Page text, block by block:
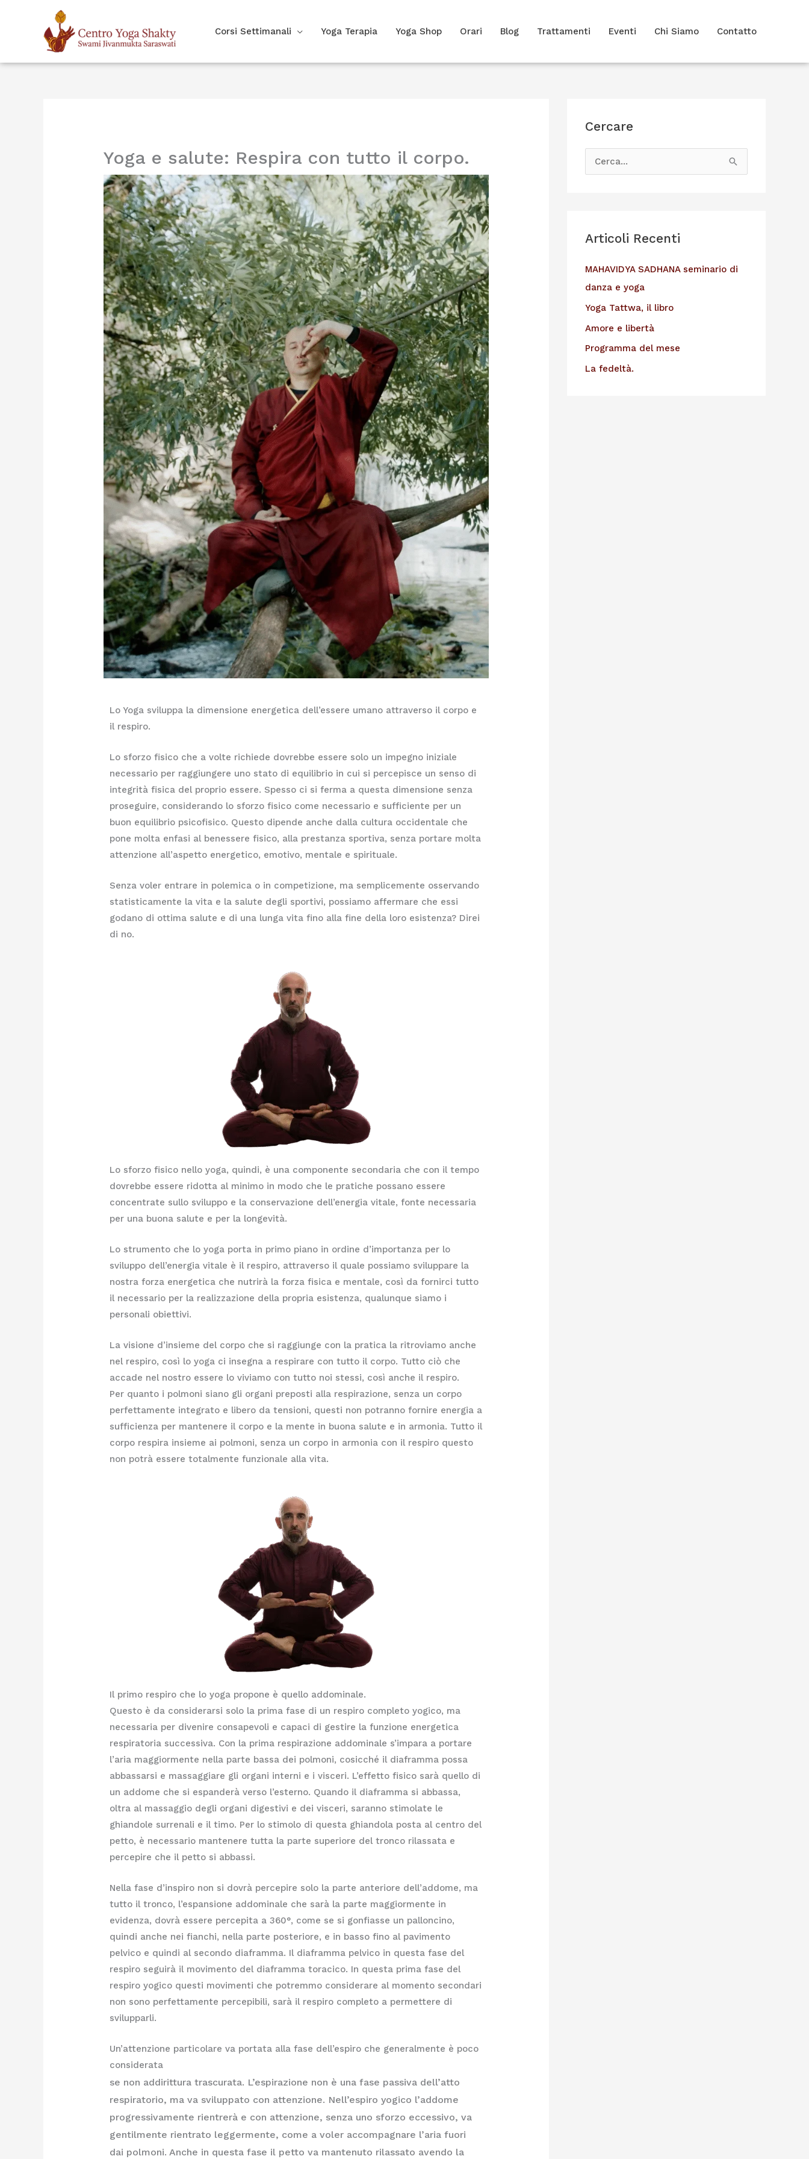
contenuto
Corsi Settimanali Yoga Terapia Yoga Shop Orari Blog Trattamenti Eventi Chi Siamo Contatto
Yoga e salute: Respira con tutto il corpo.
Lo Yoga sviluppa la dimensione energetica dell’essere umano attraverso il corpo e
il respiro.
Lo sforzo fisico che a volte richiede dovrebbe essere solo un impegno iniziale
necessario per raggiungere uno stato di equilibrio in cui si percepisce un senso di
integrità fisica del proprio essere. Spesso ci si ferma a questa dimensione senza
proseguire, considerando lo sforzo fisico come necessario e sufficiente per un
buon equilibrio psicofisico. Questo dipende anche dalla cultura occidentale che
pone molta enfasi al benessere fisico, alla prestanza sportiva, senza portare molta
attenzione all’aspetto energetico, emotivo, mentale e spirituale.
Senza voler entrare in polemica o in competizione, ma semplicemente osservando
statisticamente la vita e la salute degli sportivi, possiamo affermare che essi
godano di ottima salute e di una lunga vita fino alla fine della loro esistenza? Direi
di no.
Lo sforzo fisico nello yoga, quindi, è una componente secondaria che con il tempo
dovrebbe essere ridotta al minimo in modo che le pratiche possano essere
concentrate sullo sviluppo e la conservazione dell’energia vitale, fonte necessaria
per una buona salute e per la longevità.
Lo strumento che lo yoga porta in primo piano in ordine d’importanza per lo
sviluppo dell’energia vitale è il respiro, attraverso il quale possiamo sviluppare la
nostra forza energetica che nutrirà la forza fisica e mentale, così da fornirci tutto
il necessario per la realizzazione della propria esistenza, qualunque siamo i
personali obiettivi.
La visione d’insieme del corpo che si raggiunge con la pratica la ritroviamo anche
nel respiro, così lo yoga ci insegna a respirare con tutto il corpo. Tutto ciò che
accade nel nostro essere lo viviamo con tutto noi stessi, così anche il respiro.
Per quanto i polmoni siano gli organi preposti alla respirazione, senza un corpo
perfettamente integrato e libero da tensioni, questi non potranno fornire energia a
sufficienza per mantenere il corpo e la mente in buona salute e in armonia. Tutto il
corpo respira insieme ai polmoni, senza un corpo in armonia con il respiro questo
non potrà essere totalmente funzionale alla vita.
Il primo respiro che lo yoga propone è quello addominale.
Questo è da considerarsi solo la prima fase di un respiro completo yogico, ma
necessaria per divenire consapevoli e capaci di gestire la funzione energetica
respiratoria successiva. Con la prima respirazione addominale s’impara a portare
l’aria maggiormente nella parte bassa dei polmoni, cosicché il diaframma possa
abbassarsi e massaggiare gli organi interni e i visceri. L’effetto fisico sarà quello di
un addome che si espanderà verso l’esterno. Quando il diaframma si abbassa,
oltra al massaggio degli organi digestivi e dei visceri, saranno stimolate le
ghiandole surrenali e il timo. Per lo stimolo di questa ghiandola posta al centro del
petto, è necessario mantenere tutta la parte superiore del tronco rilassata e
percepire che il petto si abbassi.
Nella fase d’inspiro non si dovrà percepire solo la parte anteriore dell’addome, ma
tutto il tronco, l’espansione addominale che sarà la parte maggiormente in
evidenza, dovrà essere percepita a 360°, come se si gonfiasse un palloncino,
quindi anche nei fianchi, nella parte posteriore, e in basso fino al pavimento
pelvico e quindi al secondo diaframma. Il diaframma pelvico in questa fase del
respiro seguirà il movimento del diaframma toracico. In questa prima fase del
respiro yogico questi movimenti che potremmo considerare al momento secondari
non sono perfettamente percepibili, sarà il respiro completo a permettere di
svilupparli.
Un’attenzione particolare va portata alla fase dell’espiro che generalmente è poco
considerata
se non addirittura trascurata. L’espirazione non è una fase passiva dell’atto
respiratorio, ma va sviluppato con attenzione. Nell’espiro yogico l’addome
progressivamente rientrerà e con attenzione, senza uno sforzo eccessivo, va
gentilmente rientrato leggermente, come a voler accompagnare l’aria fuori
dai polmoni. Anche in questa fase il petto va mantenuto rilassato avendo la
Cercare
a
Articoli Recenti
MAHAVIDYA SADHANA seminario di
danza e yoga
Yoga Tattwa, il libro
Amore e libertà
Programma del mese
La fedeltà.